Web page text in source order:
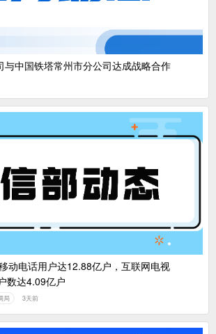
与中国铁塔常州市分公司达成战略合作
动电话用户达12.88亿户，互联网电视
数达4.09亿户
局 3天前